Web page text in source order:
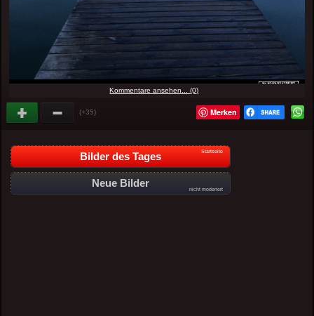
Kommentare ansehen... (0)
(+35) Merken
Bilder des Tages Startseite
Neue Bilder
nicht moderiert